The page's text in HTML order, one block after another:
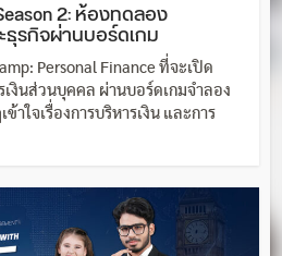
2: ห้องทดลอง
ธุรกิจผ่านบอร์ดเกม
Personal Finance ที่จะเปิด
เงินส่วนบุคคล ผ่านบอร์ดเกมจำลอง
าใจเรื่องการบริหารเงิน และการ